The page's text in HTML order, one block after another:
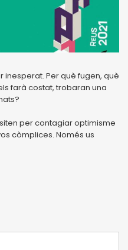
inesperat. Per què fugen, què
farà costat, trobaran una
per contagiar optimisme
còmplices. Només us